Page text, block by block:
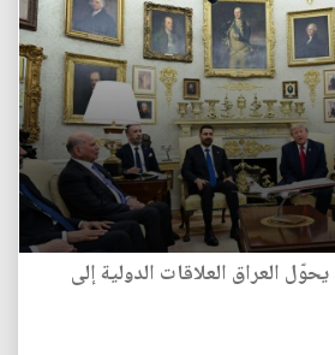
العراق العلاقات الدولية إلى